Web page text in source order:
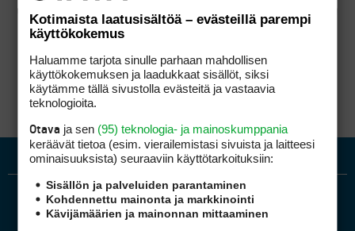
Kotimaista laatusisältöä – evästeillä parempi
käyttökokemus
Haluamme tarjota sinulle parhaan mahdollisen
käyttökokemuksen ja laadukkaat sisällöt, siksi
käytämme tällä sivustolla evästeitä ja vastaavia
teknologioita.
Otava ja sen (95) teknologia- ja mainoskumppania
keräävät tietoa (esim. vierailemis­tasi sivuista ja laitteesi
ominaisuuk­sista) seuraaviin käyttötarkoituksiin:
Sisällön ja palveluiden parantaminen
Kohdennettu mainonta ja markkinointi
Kävijämäärien ja mainonnan mittaaminen